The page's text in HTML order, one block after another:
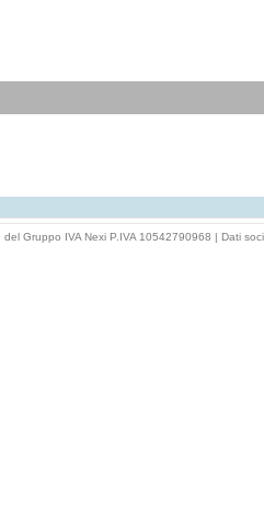
Gruppo IVA Nexi P.IVA 10542790968 | Dati